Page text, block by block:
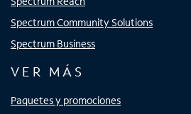
Spectrum Community Solutions
Spectrum Business
VER MÁS
Paquetes y promociones